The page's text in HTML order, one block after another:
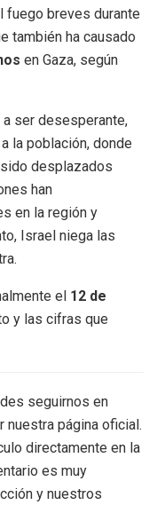
fuego breves durante
también ha causado
en Gaza, según
a ser desesperante,
la población, donde
desplazados
han
en la región y
Israel niega las
el 12 de
y las cifras que
seguirnos en
nuestra página oficial.
directamente en la
es muy
y nuestros